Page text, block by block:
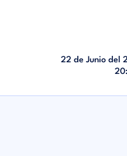
22 de Junio del